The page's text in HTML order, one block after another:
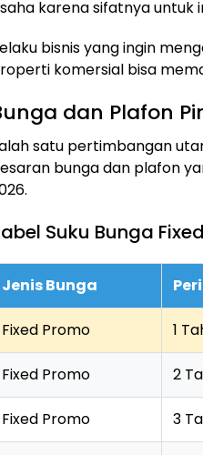
karena sifatnya untuk
bisnis yang ingin
komersial bisa
dan Plafon
satu pertimbangan
bunga dan plafon
Suku Bunga
Jenis Bunga
Fixed Promo 1
Fixed Promo 2
Fixed Promo 3